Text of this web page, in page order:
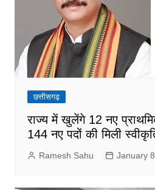
छत्तीसगढ़
राज्य में खुलेंगे 12 नए
144 नए पदों की मिली
Ramesh Sahu January